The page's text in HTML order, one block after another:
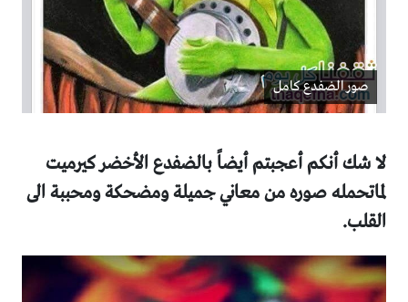
صور الضفدع كامل
لا شك أنكم أعجبتم أيضاً بالضفدع الأخضر كيرميت
لماتحمله صوره من معاني جميلة ومضحكة ومحببة الى
القلب.